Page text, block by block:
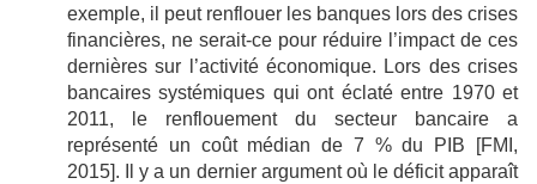
exemple, il peut renflouer les banques lors des crises
financières, ne serait-ce pour réduire l’impact de ces
dernières sur l’activité économique. Lors des crises
bancaires systémiques qui ont éclaté entre 1970 et
2011, le renflouement du secteur bancaire a
représenté un coût médian de 7 % du PIB [FMI,
2015]. Il y a un dernier argument où le déficit apparaît